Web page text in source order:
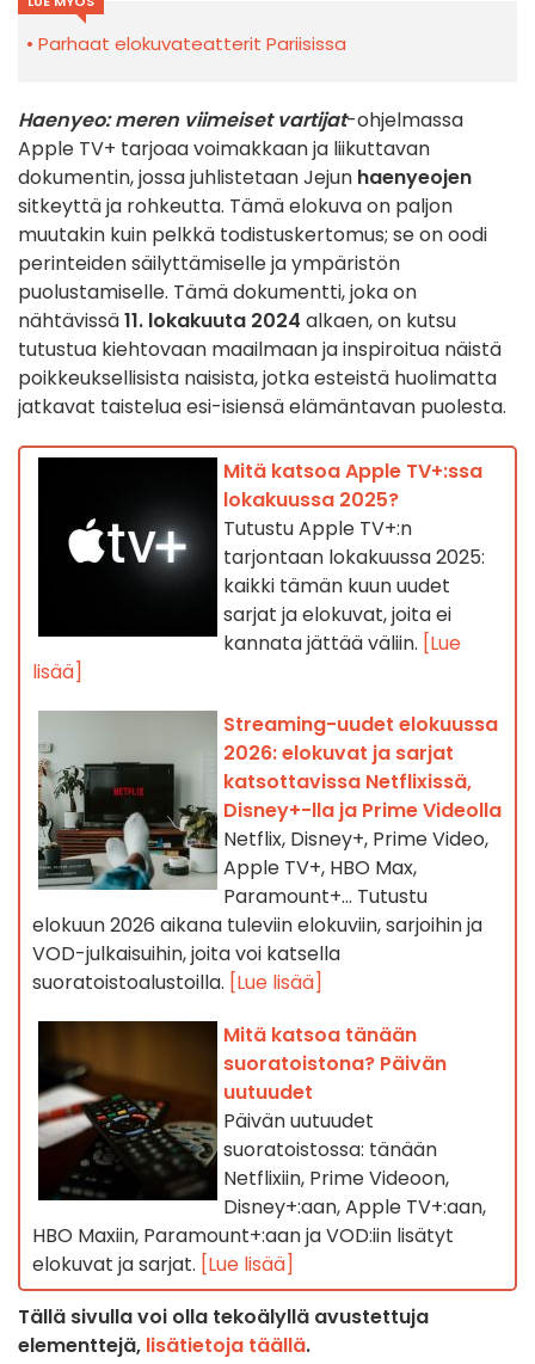
Parhaat elokuvateatterit Pariisissa
Haenyeo: meren viimeiset vartijat-ohjelmassa
Apple TV+ tarjoaa voimakkaan ja liikuttavan
dokumentin, jossa juhlistetaan Jejun haenyeojen
sitkeyttä ja rohkeutta. Tämä elokuva on paljon
muutakin kuin pelkkä todistuskertomus; se on oodi
perinteiden säilyttämiselle ja ympäristön
puolustamiselle. Tämä dokumentti, joka on
nähtävissä11. lokakuuta 2024 alkaen, on kutsu
tutustua kiehtovaan maailmaan ja inspiroitua näistä
poikkeuksellisista naisista, jotka esteistä huolimatta
jatkavat taistelua esi-isiensä elämäntavan puolesta.
Mitä katsoa Apple TV+:ssa
lokakuussa 2025?
Tutustu Apple TV+:n
tarjontaan lokakuussa 2025:
kaikki tämän kuun uudet
sarjat ja elokuvat, joita ei
kannata jättää väliin. [Lue
lisää]
Streaming-uudet elokuussa
2026: elokuvat ja sarjat
katsottavissa Netflixissä,
Disney+-lla ja Prime Videolla
Netflix, Disney+, Prime Video,
Apple TV+, HBO Max,
Paramount+… Tutustu
elokuun 2026 aikana tuleviin elokuviin, sarjoihin ja
VOD-julkaisuihin, joita voi katsella
suoratoistoalustoilla. [Lue lisää]
Mitä katsoa tänään
suoratoistona? Päivän
uutuudet
Päivän uutuudet
suoratoistossa: tänään
Netflixiin, Prime Videoon,
Disney+:aan, Apple TV+:aan,
HBO Maxiin, Paramount+:aan ja VOD:iin lisätyt
elokuvat ja sarjat. [Lue lisää]
Tällä sivulla voi olla tekoälyllä avustettuja
elementtejä, lisätietoja täällä.